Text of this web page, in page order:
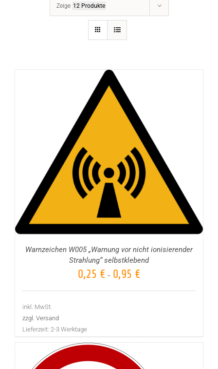
Zeige 12 Produkte
Warnzeichen W005 „Warnung vor nicht ionisierender
Strahlung“ selbstklebend
0,25 € – 0,95 €
inkl. MwSt.
zzgl. Versand
Lieferzeit: 2-3 Werktage